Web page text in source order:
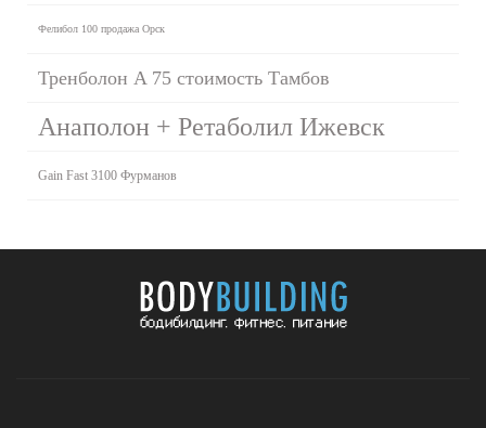
Фелибол 100 продажа Орск
Тренболон A 75 стоимость Тамбов
Анаполон + Ретаболил Ижевск
Gain Fast 3100 Фурманов